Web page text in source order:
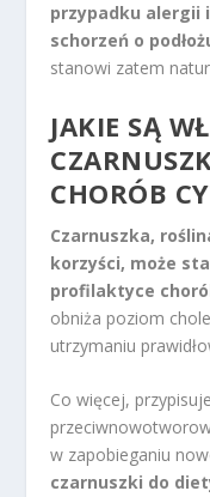
przypadku alergii
schorzeń o
stanowi zatem
JAKIE SĄ
CHORÓB
Czarnuszka,
korzyści, może
profilaktyce
obniża poziom
utrzymaniu
Co więcej,
w zapobieganiu
czarnuszki do